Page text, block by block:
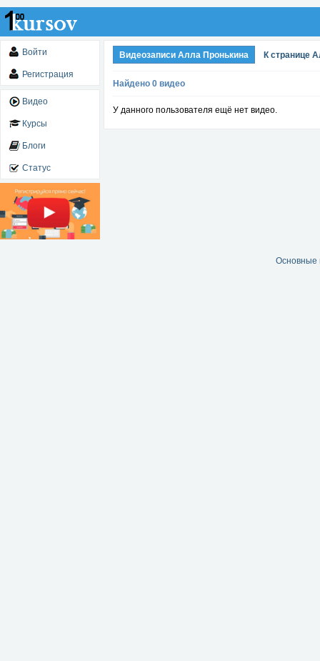
Войти
Регистрация
Видео
Курсы
Блоги
Статус
Видеозаписи Алла Пронькина К странице
Найдено 0 видео
У данного пользователя ещё нет видео.
Основные